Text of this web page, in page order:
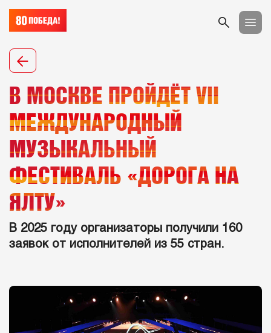
В МОСКВЕ ПРОЙДЁТ VII
МЕЖДУНАРОДНЫЙ
МУЗЫКАЛЬНЫЙ
ФЕСТИВАЛЬ «ДОРОГА НА
ЯЛТУ»
В 2025 году организаторы получили 160
заявок от исполнителей из 55 стран.